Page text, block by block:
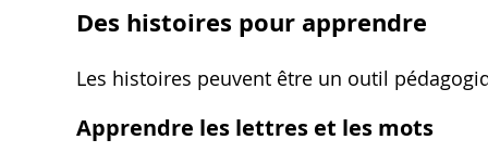
Des histoires pour apprendre
Les histoires peuvent être un outil
Apprendre les lettres et les mots